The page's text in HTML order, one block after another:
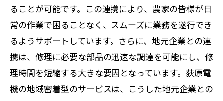
ることが可能です。この連携により、農家の皆様が日
常の作業で困ることなく、スムーズに業務を遂行でき
るようサポートしています。さらに、地元企業との連
携は、修理に必要な部品の迅速な調達を可能にし、修
理時間を短縮する大きな要因となっています。荻原電
機の地域密着型のサービスは、こうした地元企業との